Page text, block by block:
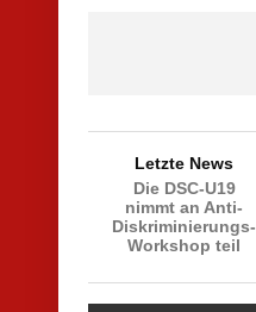
Letzte News
Die DSC-U19
nimmt an Anti-
Diskriminierungs-
Workshop teil